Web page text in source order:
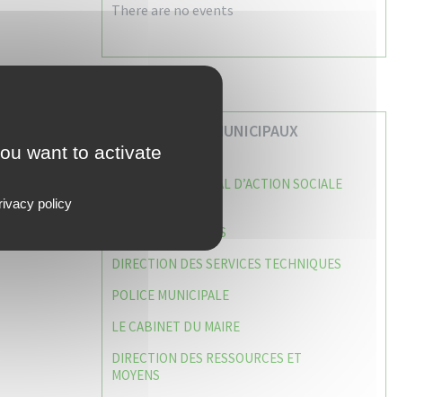
There are no events
VOS SERVICES MUNICIPAUX
CENTRE COMMUNAL D’ACTION SOCIALE
CAISSE DES ÉCOLES
DIRECTION DES SERVICES TECHNIQUES
POLICE MUNICIPALE
LE CABINET DU MAIRE
DIRECTION DES RESSOURCES ET
MOYENS
want to activate
policy